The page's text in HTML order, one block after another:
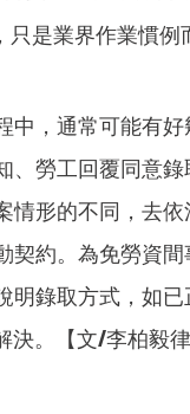
只是業界作業慣
中，通常可能有
、勞工回覆同意
情形的不同，去
契約。為免勞資
明錄取方式，如
決。【文/李柏毅